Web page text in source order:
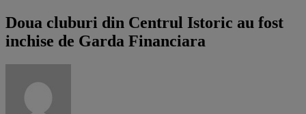
Doua cluburi din Centrul Istoric au fost
inchise de Garda Financiara